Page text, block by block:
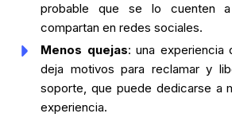
probable que se lo cuenten
compartan en redes sociales.
Menos quejas: una experiencia
deja motivos para reclamar y
soporte, que puede dedicarse a
experiencia.